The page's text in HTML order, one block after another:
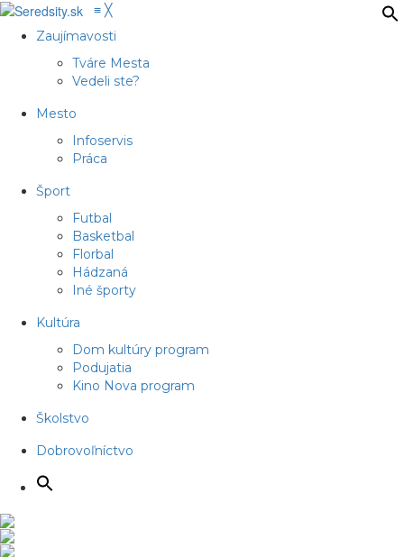
≡ ╳
Zaujímavosti
Tváre Mesta
Vedeli ste?
Mesto
Infoservis
Práca
Šport
Futbal
Basketbal
Florbal
Hádzaná
Iné športy
Kultúra
Dom kultúry program
Podujatia
Kino Nova program
Školstvo
Dobrovoľníctvo